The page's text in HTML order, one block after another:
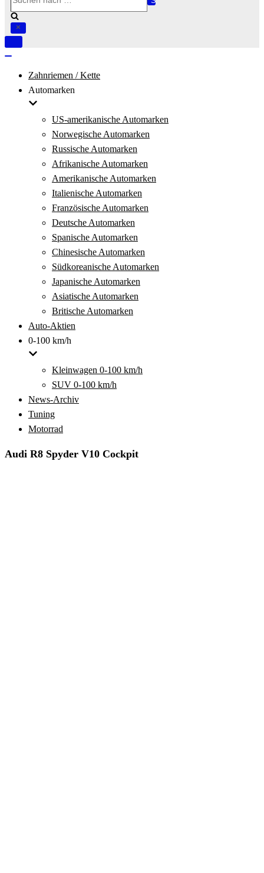
nach …
Navigation
Zahnriemen / Kette
Automarken
US-amerikanische Automarken
Norwegische Automarken
Russische Automarken
Afrikanische Automarken
Amerikanische Automarken
Italienische Automarken
Französische Automarken
Deutsche Automarken
Spanische Automarken
Chinesische Automarken
Südkoreanische Automarken
Japanische Automarken
Asiatische Automarken
Britische Automarken
Auto-Aktien
0-100 km/h
Kleinwagen 0-100 km/h
SUV 0-100 km/h
News-Archiv
Tuning
Motorrad
Audi R8 Spyder V10 Cockpit